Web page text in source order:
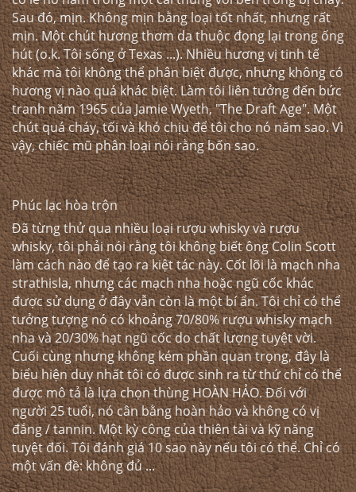
Sau đó, mịn. Không mịn bằng loại tốt nhất, nhưng rất
mịn. Một chút hương thơm da thuộc đọng lại trong ống
hút (o.k. Tôi sống ở Texas ...). Nhiều hương vị tinh tế
khác mà tôi không thể phân biệt được, nhưng không có
hương vị nào quá khác biệt. Làm tôi liên tưởng đến bức
tranh năm 1965 của Jamie Wyeth, "The Draft Age". Một
chút quá cháy, tối và khó chịu để tôi cho nó năm sao. Vì
vậy, chiếc mũ phân loại nói rằng bốn sao.
Phúc lạc hòa trộn
Đã từng thử qua nhiều loại rượu whisky và rượu
whisky, tôi phải nói rằng tôi không biết ông Colin Scott
làm cách nào để tạo ra kiệt tác này. Cốt lõi là mạch nha
strathisla, nhưng các mạch nha hoặc ngũ cốc khác
được sử dụng ở đây vẫn còn là một bí ẩn. Tôi chỉ có thể
tưởng tượng nó có khoảng 70/80% rượu whisky mạch
nha và 20/30% hạt ngũ cốc do chất lượng tuyệt vời.
Cuối cùng nhưng không kém phần quan trọng, đây là
biểu hiện duy nhất tôi có được sinh ra từ thứ chỉ có thể
được mô tả là lựa chọn thùng HOÀN HẢO. Đối với
người 25 tuổi, nó cân bằng hoàn hảo và không có vị
đắng / tannin. Một kỳ công của thiên tài và kỹ năng
tuyệt đối. Tôi đánh giá 10 sao này nếu tôi có thể. Chỉ có
một vấn đề: không đủ ...